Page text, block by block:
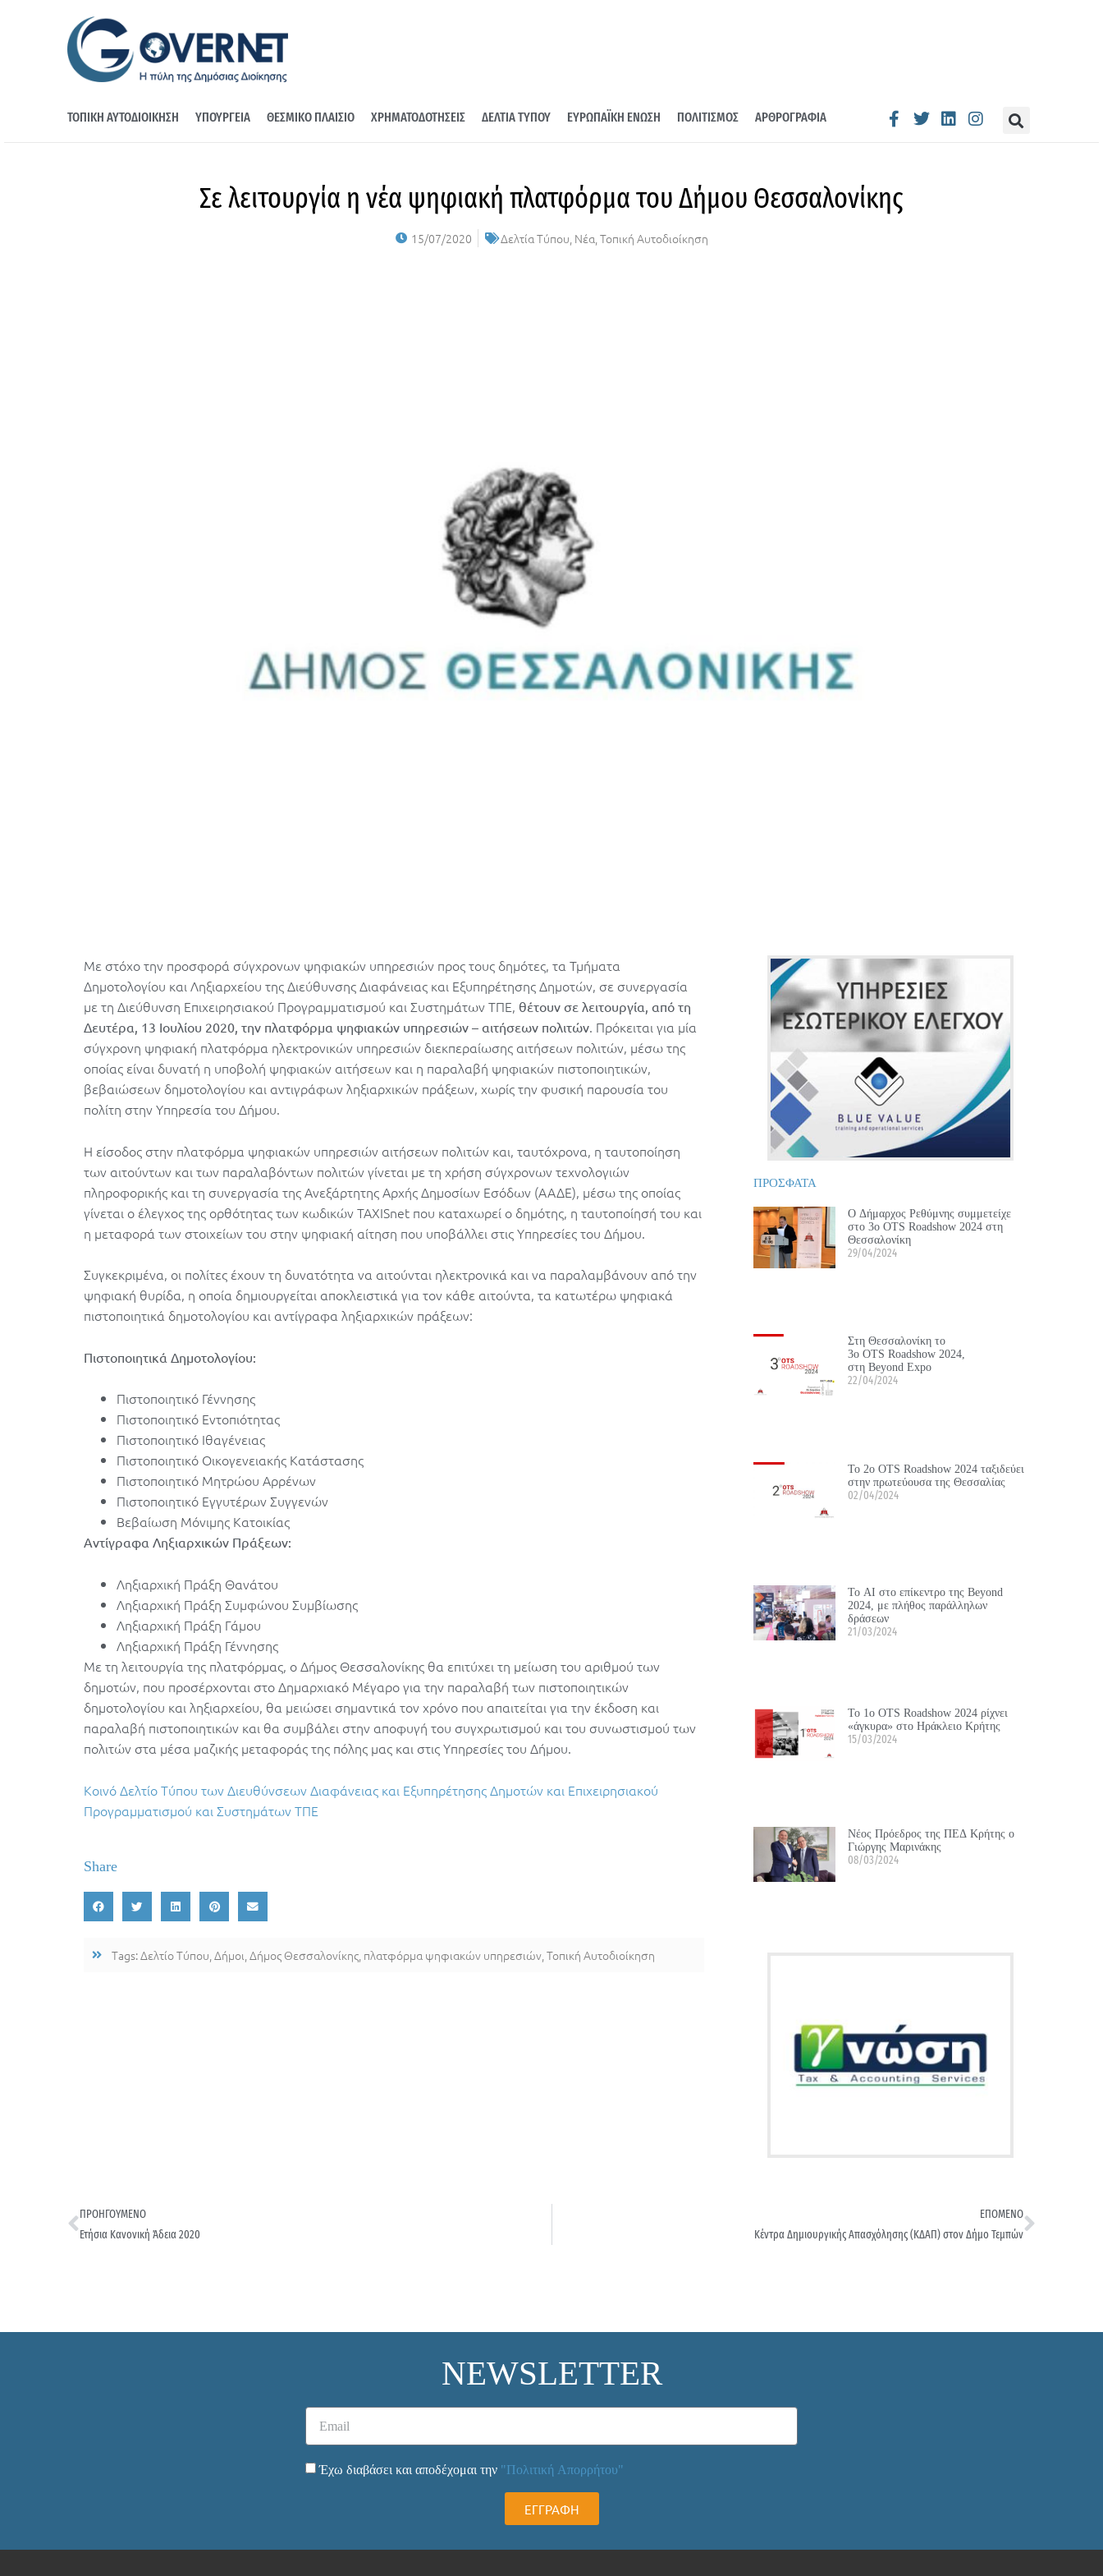
ΤΟΠΙΚΗ ΑΥΤΟΔΙΟΙΚΗΣΗ ΥΠΟΥΡΓΕΙΑ ΘΕΣΜΙΚΟ ΠΛΑΙΣΙΟ ΧΡΗΜΑΤΟΔΟΤΗΣΕΙΣ ΔΕΛΤΙΑ ΤΥΠΟΥ ΕΥΡΩΠΑΪΚΗ ΕΝΩΣΗ ΠΟΛΙΤΙΣΜΟΣ ΑΡΘΡΟΓΡΑΦΙΑ
Σε λειτουργία η νέα ψηφιακή πλατφόρμα του Δήμου Θεσσαλονίκης
15/07/2020 Δελτία Τύπου, Νέα,Τοπική Αυτοδιοίκηση
Με στόχο την προσφορά σύγχρονων ψηφιακών υπηρεσιών προς τους δημότες, τα Τμήματα
Δημοτολογίου και Ληξιαρχείου της Διεύθυνσης Διαφάνειας και Εξυπηρέτησης Δημοτών, σε συνεργασία
με τη Διεύθυνση Επιχειρησιακού Προγραμματισμού και Συστημάτων ΤΠΕ, θέτουν σε λειτουργία, από τη
Δευτέρα, 13 Ιουλίου 2020, την πλατφόρμα ψηφιακών υπηρεσιών – αιτήσεων πολιτών. Πρόκειται για μία
σύγχρονη ψηφιακή πλατφόρμα ηλεκτρονικών υπηρεσιών διεκπεραίωσης αιτήσεων πολιτών, μέσω της
οποίας είναι δυνατή η υποβολή ψηφιακών αιτήσεων και η παραλαβή ψηφιακών πιστοποιητικών,
βεβαιώσεων δημοτολογίου και αντιγράφων ληξιαρχικών πράξεων, χωρίς την φυσική παρουσία του
πολίτη στην Υπηρεσία του Δήμου.
Η είσοδος στην πλατφόρμα ψηφιακών υπηρεσιών αιτήσεων πολιτών και, ταυτόχρονα, η ταυτοποίηση
των αιτούντων και των παραλαβόντων πολιτών γίνεται με τη χρήση σύγχρονων τεχνολογιών
πληροφορικής και τη συνεργασία της Ανεξάρτητης Αρχής Δημοσίων Εσόδων (ΑΑΔΕ), μέσω της οποίας
γίνεται ο έλεγχος της ορθότητας των κωδικών TAXISnet που καταχωρεί ο δημότης, η ταυτοποίησή του και
η μεταφορά των στοιχείων του στην ψηφιακή αίτηση που υποβάλλει στις Υπηρεσίες του Δήμου.
Συγκεκριμένα, οι πολίτες έχουν τη δυνατότητα να αιτούνται ηλεκτρονικά και να παραλαμβάνουν από την
ψηφιακή θυρίδα, η οποία δημιουργείται αποκλειστικά για τον κάθε αιτούντα, τα κατωτέρω ψηφιακά
πιστοποιητικά δημοτολογίου και αντίγραφα ληξιαρχικών πράξεων:
Πιστοποιητικά Δημοτολογίου:
Πιστοποιητικό Γέννησης
Πιστοποιητικό Εντοπιότητας
Πιστοποιητικό Ιθαγένειας
Πιστοποιητικό Οικογενειακής Κατάστασης
Πιστοποιητικό Μητρώου Αρρένων
Πιστοποιητικό Εγγυτέρων Συγγενών
Βεβαίωση Μόνιμης Κατοικίας
Αντίγραφα Ληξιαρχικών Πράξεων:
Ληξιαρχική Πράξη Θανάτου
Ληξιαρχική Πράξη Συμφώνου Συμβίωσης
Ληξιαρχική Πράξη Γάμου
Ληξιαρχική Πράξη Γέννησης
Με τη λειτουργία της πλατφόρμας, ο Δήμος Θεσσαλονίκης θα επιτύχει τη μείωση του αριθμού των
δημοτών, που προσέρχονται στο Δημαρχιακό Μέγαρο για την παραλαβή των πιστοποιητικών
δημοτολογίου και ληξιαρχείου, θα μειώσει σημαντικά τον χρόνο που απαιτείται για την έκδοση και
παραλαβή πιστοποιητικών και θα συμβάλει στην αποφυγή του συγχρωτισμού και του συνωστισμού των
πολιτών στα μέσα μαζικής μεταφοράς της πόλης μας και στις Υπηρεσίες του Δήμου.
Κοινό Δελτίο Τύπου των Διευθύνσεων Διαφάνειας και Εξυπηρέτησης Δημοτών και Επιχειρησιακού
Προγραμματισμού και Συστημάτων ΤΠΕ
Share
Tags:Δελτίο Τύπου,Δήμοι,Δήμος Θεσσαλονίκης, πλατφόρμα ψηφιακών υπηρεσιών,Τοπική Αυτοδιοίκηση
ΠΡΟΣΦΑΤΑ
Ο Δήμαρχος Ρεθύμνης συμμετείχε
στο 3ο OTS Roadshow 2024 στη
Θεσσαλονίκη
29/04/2024
Στη Θεσσαλονίκη το
3ο OTS Roadshow 2024,
στη Beyond Expo
22/04/2024
Το 2ο OTS Roadshow 2024 ταξιδεύει
στην πρωτεύουσα της Θεσσαλίας
02/04/2024
Το ΑΙ στο επίκεντρο της Beyond
2024, με πλήθος παράλληλων
δράσεων
21/03/2024
Το 1ο OTS Roadshow 2024 ρίχνει
«άγκυρα» στο Ηράκλειο Κρήτης
15/03/2024
Νέος Πρόεδρος της ΠΕΔ Κρήτης ο
Γιώργης Μαρινάκης
08/03/2024
ΠΡΟΗΓΟΥΜΕΝΟ
Ετήσια Κανονική Άδεια 2020
ΕΠΟΜΕΝΟ
Κέντρα Δημιουργικής Απασχόλησης (ΚΔΑΠ) στον Δήμο Τεμπών
NEWSLETTER
Έχω διαβάσει και αποδέχομαι την "Πολιτική Απορρήτου"
ΕΓΓΡΑΦΗ